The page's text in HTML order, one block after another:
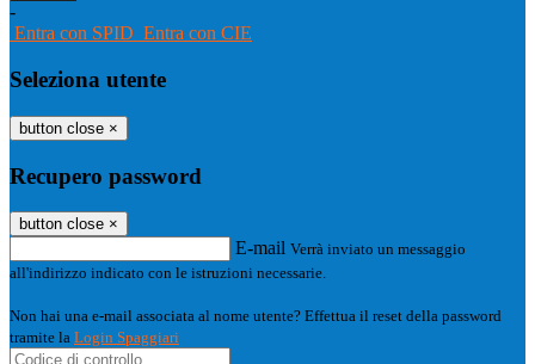
-
Entra con SPID Entra con CIE
Seleziona utente
button close ×
Recupero password
button close ×
E-mail Verrà inviato un messaggio
all'indirizzo indicato con le istruzioni necessarie.
Non hai una e-mail associata al nome utente? Effettua il reset della password
tramite la Login Spaggiari